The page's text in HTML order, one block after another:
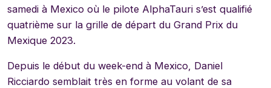
samedi à Mexico où le pilote AlphaTauri s’est qualifié
quatrième sur la grille de départ du Grand Prix du
Mexique 2023.
Depuis le début du week-end à Mexico, Daniel
Ricciardo semblait très en forme au volant de sa